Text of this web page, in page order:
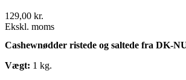
129,00 kr.
Ekskl. moms
Cashewnødder ristede og saltede fra DK-
Vægt: 1 kg.